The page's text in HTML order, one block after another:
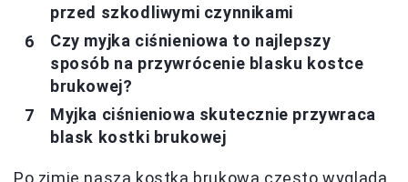
przed szkodliwymi czynnikami
Czy myjka ciśnieniowa to najlepszy
sposób na przywrócenie blasku kostce
brukowej?
Myjka ciśnieniowa skutecznie przywraca
blask kostki brukowej
Po zimie nasza kostka brukowa często wygląda